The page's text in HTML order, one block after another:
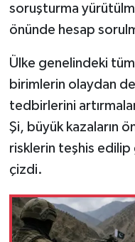
soruşturma
önünde hesap
Ülke genelindeki
birimlerin olaydan
tedbirlerini
Şi, büyük kazaların
risklerin teşhis edilip
çizdi.